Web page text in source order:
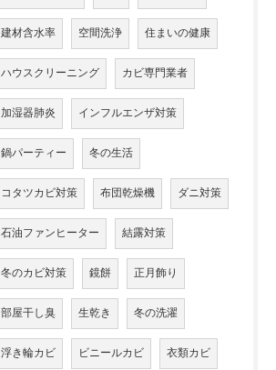
建材含水率 空間洗浄 住まいの健康
ハウスクリーニング カビ専門業者
加湿器肺炎 インフルエンザ対策
鍋パーティー 冬の生活
コタツカビ対策 布団乾燥機 ダニ対策
石油ファンヒーター 結露対策
冬のカビ対策 鏡餅 正月飾り
部屋干し臭 生乾き 冬の洗濯
浮き輪カビ ビニールカビ 衣類カビ